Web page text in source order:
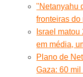
"Netanyahu
fronteiras do
Israel
em média,
Plano de
Gaza: 60